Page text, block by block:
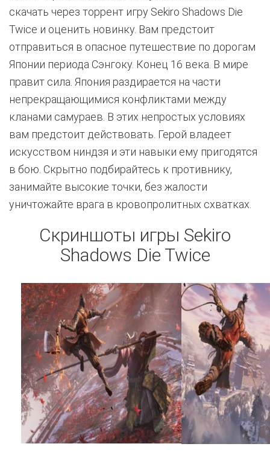
скачать через торрент игру Sekiro Shadows Die
Twice и оценить новинку. Вам предстоит
отправиться в опасное путешествие по дорогам
Японии периода Сэнгоку. Конец 16 века. В мире
правит сила. Япония раздирается на части
непрекращающимися конфликтами между
кланами самураев. В этих непростых условиях
вам предстоит действовать. Герой владеет
искусством ниндзя и эти навыки ему пригодятся
в бою. Скрытно подбирайтесь к противнику,
занимайте высокие точки, без жалости
уничтожайте врага в кровопролитных схватках.
Скриншоты игры Sekiro
Shadows Die Twice